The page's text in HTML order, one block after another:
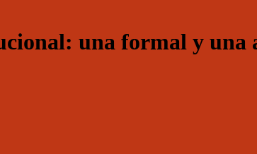
una formal y una